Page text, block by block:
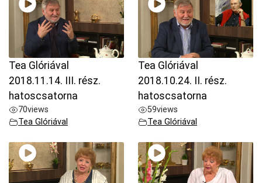
Tea Glóriával
2018.11.14. III. rész.
hatoscsatorna
70views
Tea Glóriával
Tea Glóriával
2018.10.24. II. rész.
hatoscsatorna
59views
Tea Glóriával